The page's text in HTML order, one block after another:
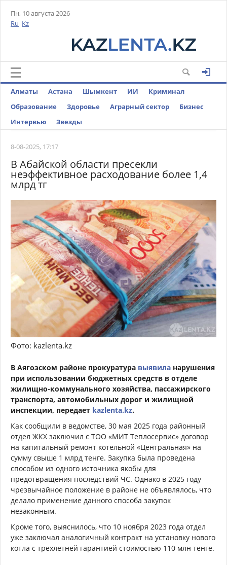
Пн, 10 августа 2026
Ru Kz
Алматы Астана Шымкент ИИ
Криминал
Образование
Здоровье Аграрный сектор
Бизнес
Интервью
Звезды
8-08-2025, 17:17
В Абайской области пресекли
неэффективное расходование более 1,4
млрд тг
Фото: kazlenta.kz
В Аягозском районе прокуратура выявила нарушения
при использовании бюджетных средств в отделе
жилищно-коммунального хозяйства, пассажирского
транспорта, автомобильных дорог и жилищной
инспекции, передает kazlenta.kz.
Как сообщили в ведомстве, 30 мая 2025 года районный
отдел ЖКХ заключил с ТОО «МИТ Теплосервис» договор
на капитальный ремонт котельной «Центральная» на
сумму свыше 1 млрд тенге. Закупка была проведена
способом из одного источника якобы для
предотвращения последствий ЧС. Однако в 2025 году
чрезвычайное положение в районе не объявлялось, что
делало применение данного способа закупок
незаконным.
Кроме того, выяснилось, что 10 ноября 2023 года отдел
уже заключал аналогичный контракт на установку нового
котла с трехлетней гарантией стоимостью 110 млн тенге.